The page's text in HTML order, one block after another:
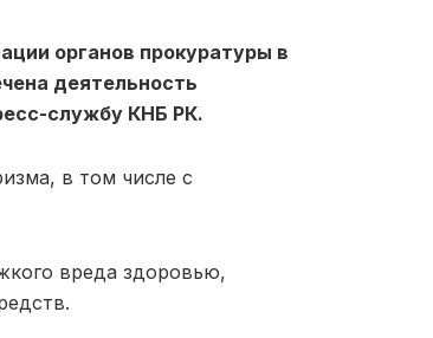
органов прокуратуры в
деятельность
службу КНБ РК.
в том числе с
вреда здоровью,